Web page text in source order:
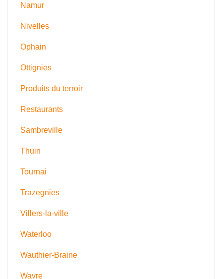
Namur
Nivelles
Ophain
Ottignies
Produits du terroir
Restaurants
Sambreville
Thuin
Tournai
Trazegnies
Villers-la-ville
Waterloo
Wauthier-Braine
Wavre